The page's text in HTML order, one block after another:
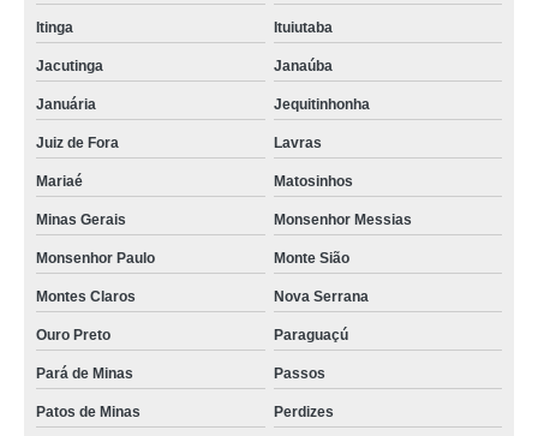
Itinga Ituiutaba
Jacutinga Janaúba
Januária Jequitinhonha
Juiz de Fora Lavras
Mariaé Matosinhos
Minas Gerais Monsenhor Messias
Monsenhor Paulo Monte Sião
Montes Claros Nova Serrana
Ouro Preto Paraguaçú
Pará de Minas Passos
Patos de Minas Perdizes